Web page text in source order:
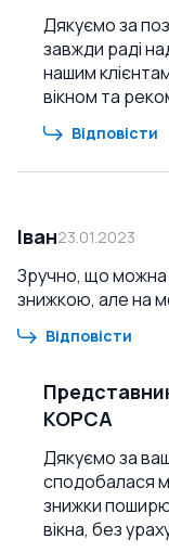
Дякуємо за
завжди раді
нашим
вікном та
Відповісти
Іван23.01.2023
Зручно, що можна
знижкою, але на
Відповісти
КОРСА
Дякуємо за
сподобалася
знижки
вікна, без